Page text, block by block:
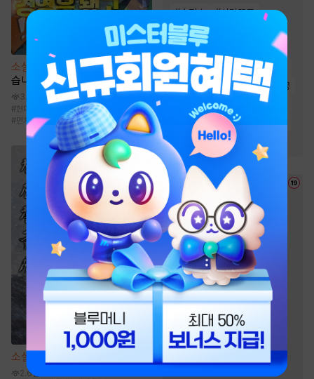
소설
경영은 됐고 돈만 쓰고 싶
습니다
3.7만
#현대판타지 환생물 #성장물
천재
#먼치킨
소설
2.6만
#순진수 #사랑꾼공
#다정공
3인칭시점
#미인공 능욕공
달달물
#오해/착각 #절륜공 #
강공
집착공 #연하공 #다정수
일상물 미인수
상처수 #순정공